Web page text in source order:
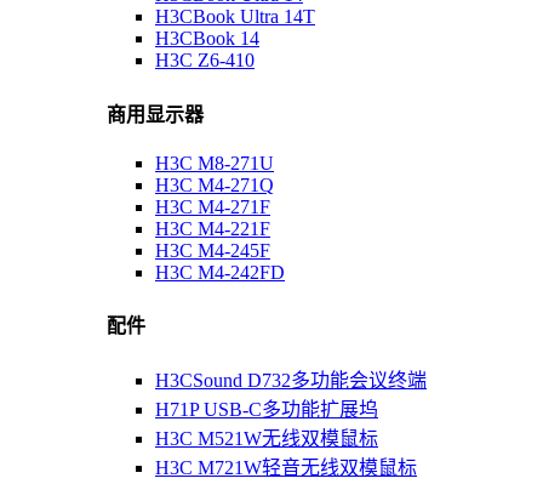
H3CBook Ultra 14T
H3CBook 14
H3C Z6-410
商用显示器
H3C M8-271U
H3C M4-271Q
H3C M4-271F
H3C M4-221F
H3C M4-245F
H3C M4-242FD
配件
H3CSound D732多功能会议终端
H71P USB-C多功能扩展坞
H3C M521W无线双模鼠标
H3C M721W轻音无线双模鼠标